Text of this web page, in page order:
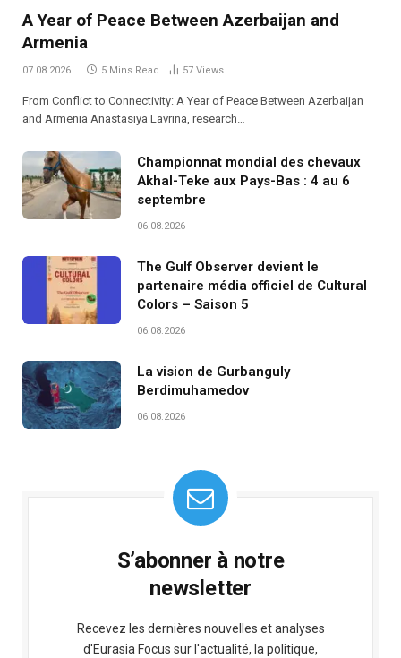
A Year of Peace Between Azerbaijan and
Armenia
07.08.2026 5 Mins Read 57 Views
From Conflict to Connectivity: A Year of Peace Between Azerbaijan
and Armenia Anastasiya Lavrina, research…
Championnat mondial des chevaux
Akhal-Teke aux Pays-Bas : 4 au 6
septembre
06.08.2026
The Gulf Observer devient le
partenaire média officiel de Cultural
Colors – Saison 5
06.08.2026
La vision de Gurbanguly
Berdimuhamedov
06.08.2026
S’abonner à notre
newsletter
Recevez les dernières nouvelles et analyses
d'Eurasia Focus sur l'actualité, la politique,